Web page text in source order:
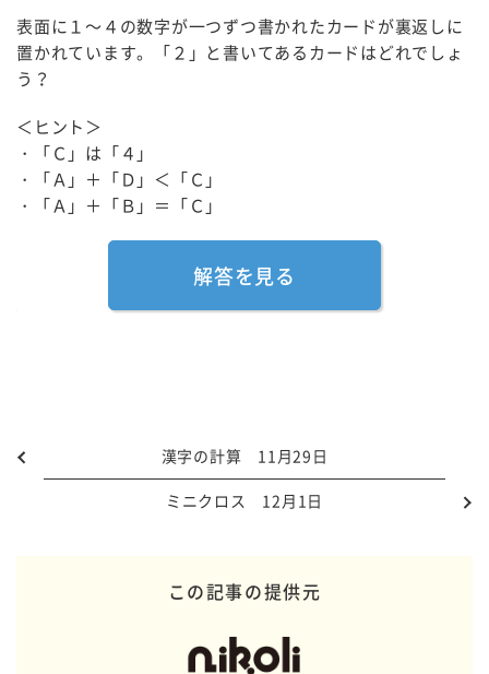
表面に１～４の数字が一つずつ書かれたカードが裏返しに
置かれています。「２」と書いてあるカードはどれでしょ
う？
＜ヒント＞
・「Ｃ」は「４」
・「Ａ」＋「Ｄ」＜「Ｃ」
・「Ａ」＋「Ｂ」＝「Ｃ」
解答を見る
漢字の計算 11月29日
ミニクロス 12月1日
この記事の提供元